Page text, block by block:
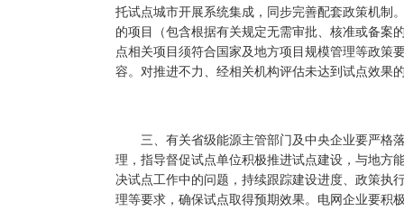
托试点城市开展系统集成，同步完善配套政策机制
的项目（包含根据有关规定无需审批、核准或备案
点相关项目须符合国家及地方项目规模管理等政策
容。对推进不力、经相关机构评估未达到试点效果
三、有关省级能源主管部门及中央企业要严格
理，指导督促试点单位积极推进试点建设，与地方
决试点工作中的问题，持续跟踪建设进度、政策执
理等要求，确保试点取得预期效果。电网企业要积